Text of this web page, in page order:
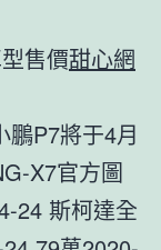
售價甜心網
P7將于4月
X7官方圖
24 斯柯達全